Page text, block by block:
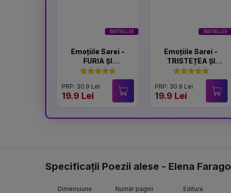
BESTSELLER
Emoțiile Sarei -
FURIA ȘI
LINIȘTEA
PRP: 30.9 Lei
19.9 Lei
BESTSELLER
Emoțiile Sarei -
TRISTEȚEA ȘI
BUCURIA
PRP: 30.9 Lei
19.9 Lei
Specificații Poezii alese - Elena Farago
Dimensiune Număr pagini Editura